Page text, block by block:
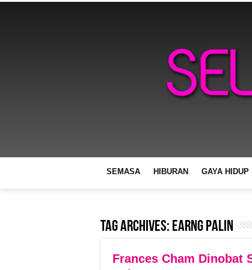
SEMASA HIBURAN GAYA HIDUP
Tag Archives: Earng Palin
Frances Cham Dinobat